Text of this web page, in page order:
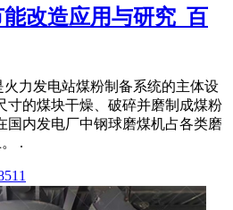
改造应用与研究_百
力发电站煤粉制备系统的主体设
寸的煤块干燥、破碎并磨制成煤粉
国内发电厂中钢球磨煤机占各类磨
.